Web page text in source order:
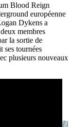
Blood Reign
européenne
Dykens a
membres
la sortie de
tournées
plusieurs nouveaux